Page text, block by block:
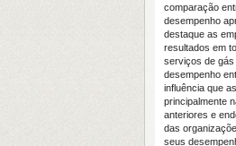
comparação
desempenho
destaque as
resultados em
serviços de gás
desempenho
influência que
principalmente
anteriores e
das
seus